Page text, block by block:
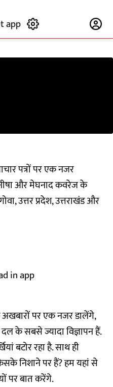
app
पत्रों पर एक नजर
और मेघनाद कवरेज के
उत्तर प्रदेश, उत्तराखंड और
in app
पर एक नजर डालेंगे,
के सबसे ज्यादा विज्ञापन हैं.
बटोर रहा है. साथ ही
निशाने पर हैं? हम यहां से
पर बात करेंगे.